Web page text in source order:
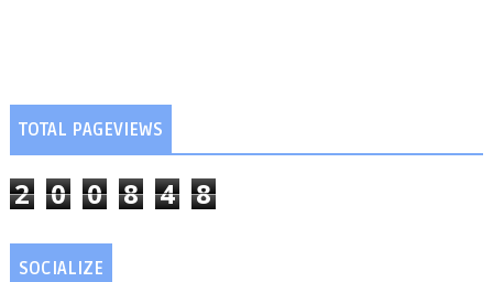
TOTAL PAGEVIEWS
2 0 0 8 4 8
SOCIALIZE